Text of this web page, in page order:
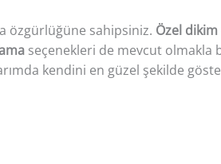
özgürlüğüne sahipsiniz. Özel
seçenekleri de mevcut olmakla
kendini en güzel şekilde